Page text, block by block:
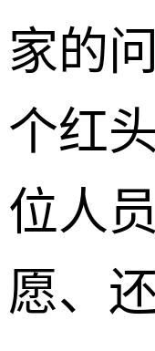
家的
个红
位人
愿、